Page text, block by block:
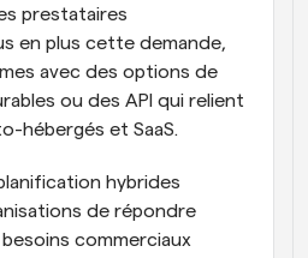
prestataires
en plus cette demande,
avec des options de
ou des API qui relient
hébergés et SaaS.
hybrides
de répondre
commerciaux